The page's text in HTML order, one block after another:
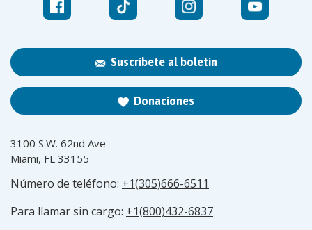
Suscríbete al boletín
Donaciones
3100 S.W. 62nd Ave
Miami, FL 33155
Número de teléfono: +1(305)666-6511
Para llamar sin cargo: +1(800)432-6837